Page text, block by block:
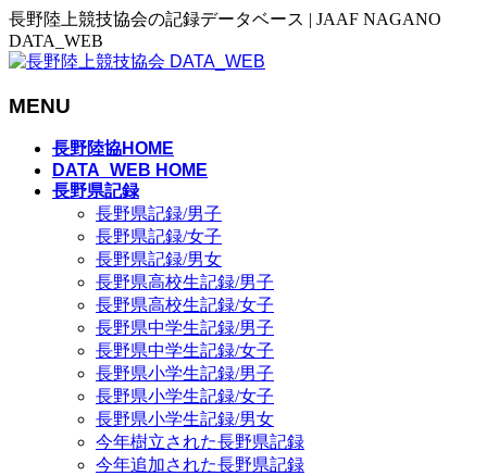
長野陸上競技協会の記録データベース | JAAF NAGANO
DATA_WEB
MENU
長野陸協HOME
DATA_WEB HOME
長野県記録
長野県記録/男子
長野県記録/女子
長野県記録/男女
長野県高校生記録/男子
長野県高校生記録/女子
長野県中学生記録/男子
長野県中学生記録/女子
長野県小学生記録/男子
長野県小学生記録/女子
長野県小学生記録/男女
今年樹立された長野県記録
今年追加された長野県記録